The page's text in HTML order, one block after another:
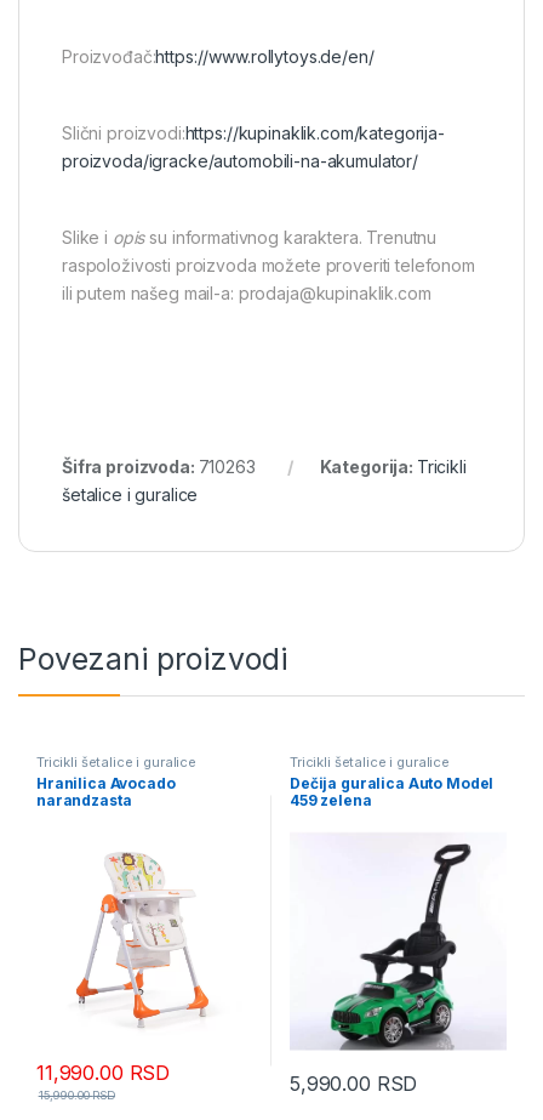
Proizvođač:https://www.rollytoys.de/en/
Slični proizvodi:https://kupinaklik.com/kategorija-
proizvoda/igracke/automobili-na-akumulator/
Slike i opissu informativnog karaktera. Trenutnu
raspoloživosti proizvoda možete proveriti telefonom
ili putem našeg mail-a: prodaja@kupinaklik.com
Šifra proizvoda: 710263 Kategorija: Tricikli
šetalice i guralice
Povezani proizvodi
Tricikli šetalice i guralice
Hranilica Avocado
narandzasta
11,990.00 RSD
15,990.00RSD
Tricikli šetalice i guralice
Dečija guralica Auto Model
459 zelena
5,990.00 RSD